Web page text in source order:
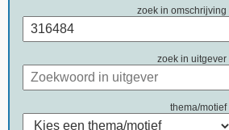
zoek in omschrijving
zoek in uitgever
thema/motief